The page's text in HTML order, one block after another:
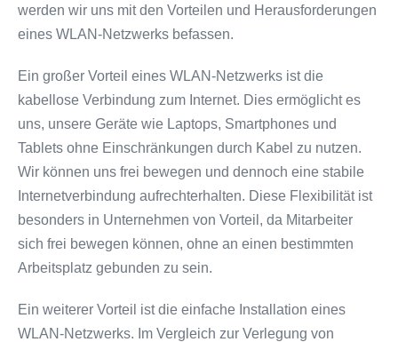
werden wir uns mit den Vorteilen und Herausforderungen
eines WLAN-Netzwerks befassen.
Ein großer Vorteil eines WLAN-Netzwerks ist die
kabellose Verbindung zum Internet. Dies ermöglicht es
uns, unsere Geräte wie Laptops, Smartphones und
Tablets ohne Einschränkungen durch Kabel zu nutzen.
Wir können uns frei bewegen und dennoch eine stabile
Internetverbindung aufrechterhalten. Diese Flexibilität ist
besonders in Unternehmen von Vorteil, da Mitarbeiter
sich frei bewegen können, ohne an einen bestimmten
Arbeitsplatz gebunden zu sein.
Ein weiterer Vorteil ist die einfache Installation eines
WLAN-Netzwerks. Im Vergleich zur Verlegung von